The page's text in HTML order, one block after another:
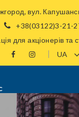
вул.
+38(03122)3-21-
для акціонерів та